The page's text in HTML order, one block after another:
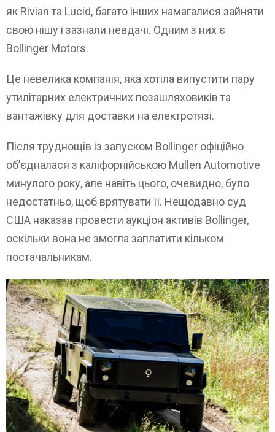
як Rivian та Lucid, багато інших намагалися зайняти
свою нішу і зазнали невдачі. Одним з них є
Bollinger Motors.
Це невелика компанія, яка хотіла випустити пару
утилітарних електричних позашляховиків та
вантажівку для доставки на електротязі.
Після труднощів із запуском Bollinger офіційно
об’єдналася з каліфорнійською Mullen Automotive
минулого року, але навіть цього, очевидно, було
недостатньо, щоб врятувати її. Нещодавно суд
США наказав провести аукціон активів Bollinger,
оскільки вона не змогла заплатити кільком
постачальникам.